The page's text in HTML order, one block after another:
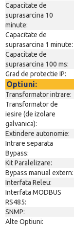
Capacitate de
suprasarcina 10
minute:
Capacitate de
suprasarcina 1 minute:
Capacitate de
suprasarcina 100 ms:
Grad de protectie IP:
Optiuni:
Transformator intrare:
Transformator de
iesire (de izolare
galvanica):
Extindere autonomie:
Intrare separata
Bypass:
Kit Paralelizare:
Bypass manual extern:
Interfata Releu:
Interfata MODBUS
RS485:
SNMP:
Alte Optiuni: